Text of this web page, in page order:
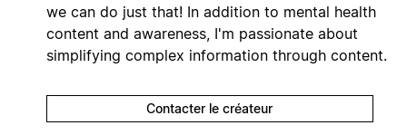
we can do just that! In addition to mental health
content and awareness, I'm passionate about
simplifying complex information through content.
Contacter le créateur